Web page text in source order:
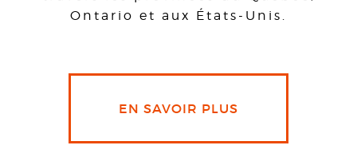
Ontario et aux États-Unis.
EN SAVOIR PLUS